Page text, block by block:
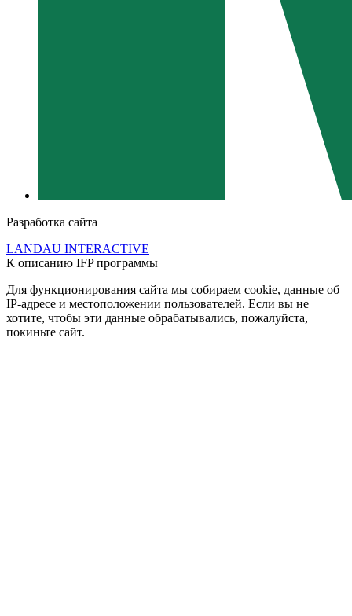
Разработка сайта
LANDAU INTERACTIVE
К описанию IFP программы
Для функционирования сайта мы собираем cookie, данные об
IP-адресе и местоположении пользователей. Если вы не
хотите, чтобы эти данные обрабатывались, пожалуйста,
покиньте сайт.